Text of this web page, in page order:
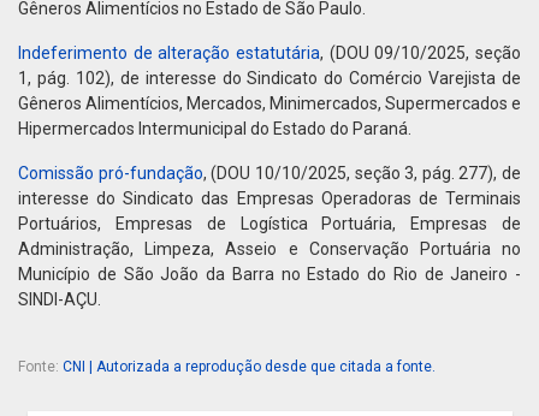
Gêneros Alimentícios no Estado de São Paulo.
Indeferimento de alteração estatutária, (DOU 09/10/2025, seção
1, pág. 102), de interesse do Sindicato do Comércio Varejista de
Gêneros Alimentícios, Mercados, Minimercados, Supermercados e
Hipermercados Intermunicipal do Estado do Paraná.
Comissão pró-fundação, (DOU 10/10/2025, seção 3, pág. 277), de
interesse do Sindicato das Empresas Operadoras de Terminais
Portuários, Empresas de Logística Portuária, Empresas de
Administração, Limpeza, Asseio e Conservação Portuária no
Município de São João da Barra no Estado do Rio de Janeiro -
SINDI-AÇU.
Fonte: CNI | Autorizada a reprodução desde que citada a fonte.